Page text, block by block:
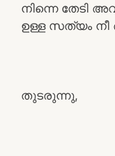
നിന്നെ
ഉള്ള സത്യം നീ
തുടരുന്നു,